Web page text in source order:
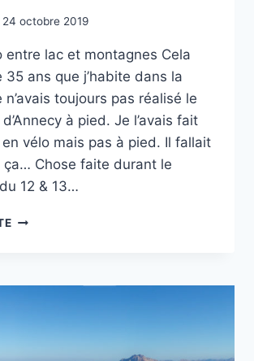
24 octobre 2019
entre lac et montagnes Cela
ans que j’habite dans la
n’avais toujours pas réalisé le
à pied. Je l’avais fait
vélo mais pas à pied. Il fallait
ça… Chose faite durant le
12 & 13…
TOUR
EN